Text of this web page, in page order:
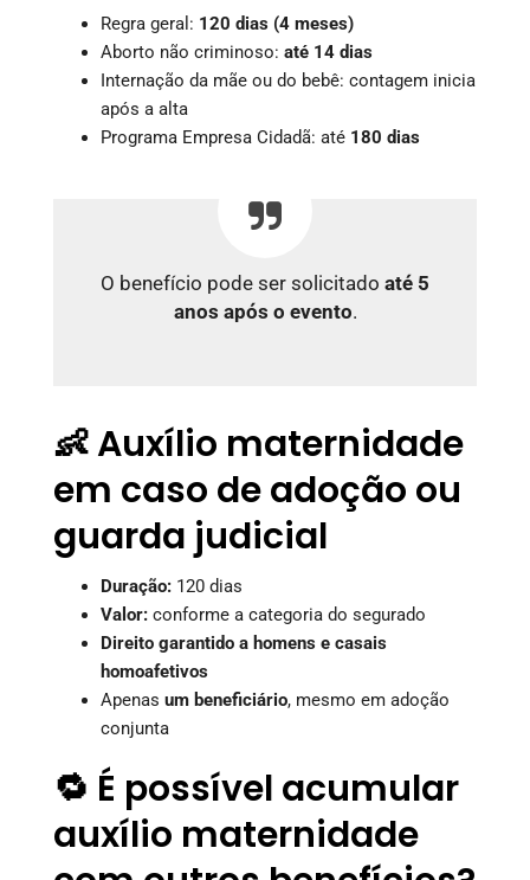
Regra geral: 120 dias (4 meses)
Aborto não criminoso: até 14 dias
Internação da mãe ou do bebê: contagem inicia
após a alta
Programa Empresa Cidadã: até 180 dias
O benefício pode ser solicitado até 5
anos após o evento.
👶 Auxílio maternidade
em caso de adoção ou
guarda judicial
Duração: 120 dias
Valor: conforme a categoria do segurado
Direito garantido a homens e casais
homoafetivos
Apenas um beneficiário, mesmo em adoção
conjunta
🔁 É possível acumular
auxílio maternidade